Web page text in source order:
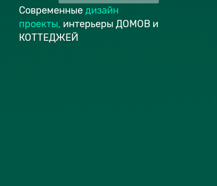
Современные дизайн
проекты, интерьеры ДОМОВ и
КОТТЕДЖЕЙ